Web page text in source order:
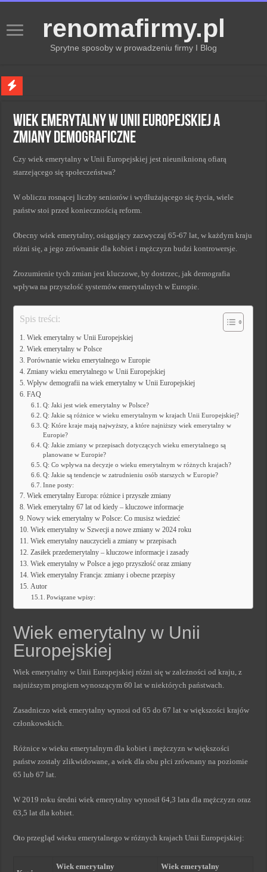
renomafirmy.pl
Sprytne sposoby w prowadzeniu firmy I Blog
Kiedy zmieniać strategię PR dla lepszych wyników
Monitorowanie wizerunku w sieci kluczem do sukcesu
Kryzys a zmiana strategii PR w skutecznym zarządzaniu
Wiek emerytalny w Unii Europejskiej a
zmiany demograficzne
Czy wiek emerytalny w Unii Europejskiej jest nieuniknioną ofiarą
starzejącego się społeczeństwa?
W obliczu rosnącej liczby seniorów i wydłużającego się życia, wiele
państw stoi przed koniecznością reform.
Obecny wiek emerytalny, osiągający zazwyczaj 65-67 lat, w każdym kraju
różni się, a jego zrównanie dla kobiet i mężczyzn budzi kontrowersje.
Zrozumienie tych zmian jest kluczowe, by dostrzec, jak demografia
wpływa na przyszłość systemów emerytalnych w Europie.
Spis treści:
Wiek emerytalny w Unii Europejskiej
Wiek emerytalny w Polsce
Porównanie wieku emerytalnego w Europie
Zmiany wieku emerytalnego w Unii Europejskiej
Wpływ demografii na wiek emerytalny w Unii Europejskiej
FAQ
Q: Jaki jest wiek emerytalny w Polsce?
Q: Jakie są różnice w wieku emerytalnym w krajach Unii Europejskiej?
Q: Które kraje mają najwyższy, a które najniższy wiek emerytalny w
Europie?
Q: Jakie zmiany w przepisach dotyczących wieku emerytalnego są
planowane w Europie?
Q: Co wpływa na decyzje o wieku emerytalnym w różnych krajach?
Q: Jakie są tendencje w zatrudnieniu osób starszych w Europie?
Inne posty:
Wiek emerytalny Europa: różnice i przyszłe zmiany
Wiek emerytalny 67 lat od kiedy – kluczowe informacje
Nowy wiek emerytalny w Polsce: Co musisz wiedzieć
Wiek emerytalny w Szwecji a nowe zmiany w 2024 roku
Wiek emerytalny nauczycieli a zmiany w przepisach
Zasiłek przedemerytalny – kluczowe informacje i zasady
Wiek emerytalny w Polsce a jego przyszłość oraz zmiany
Wiek emerytalny Francja: zmiany i obecne przepisy
Autor
Powiązane wpisy:
Wiek emerytalny w Unii
Europejskiej
Wiek emerytalny w Unii Europejskiej różni się w zależności od kraju, z
najniższym progiem wynoszącym 60 lat w niektórych państwach.
Zasadniczo wiek emerytalny wynosi od 65 do 67 lat w większości krajów
członkowskich.
Różnice w wieku emerytalnym dla kobiet i mężczyzn w większości
państw zostały zlikwidowane, a wiek dla obu płci zrównany na poziomie
65 lub 67 lat.
W 2019 roku średni wiek emerytalny wynosił 64,3 lata dla mężczyzn oraz
63,5 lat dla kobiet.
Oto przegląd wieku emerytalnego w różnych krajach Unii Europejskiej:
Wiek emerytalny
Wiek emerytalny